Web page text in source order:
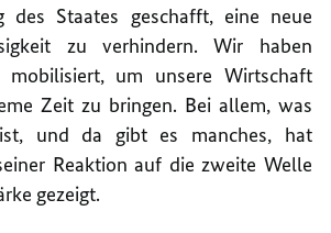
des Staates geschafft, eine neue
zu verhindern. Wir haben
mobilisiert, um unsere Wirtschaft
Zeit zu bringen. Bei allem, was
und da gibt es manches, hat
Reaktion auf die zweite Welle
gezeigt.